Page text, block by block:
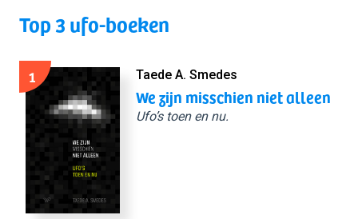
Top 3 ufo-boeken
1 Taede A. Smedes
We zijn misschien niet alleen
Ufo’s toen en nu.